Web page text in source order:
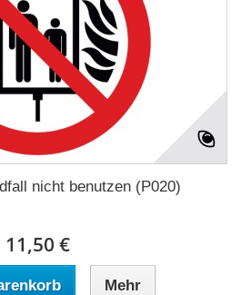
nicht benutzen (P020)
11,50 €
Mehr